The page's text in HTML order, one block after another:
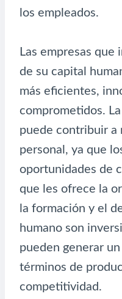
los empleados.
Las empresas
de su capital
más eficientes,
comprometidos.
puede contribuir a
personal, ya que
oportunidades de
que les ofrece la
la formación y el
humano son
pueden generar
términos de
competitividad.